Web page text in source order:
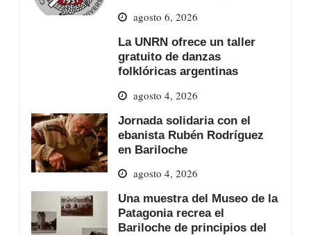
agosto 6, 2026
La UNRN ofrece un taller
gratuito de danzas
folklóricas argentinas
agosto 4, 2026
Jornada solidaria con el
ebanista Rubén Rodríguez
en Bariloche
agosto 4, 2026
Una muestra del Museo de la
Patagonia recrea el
Bariloche de principios del